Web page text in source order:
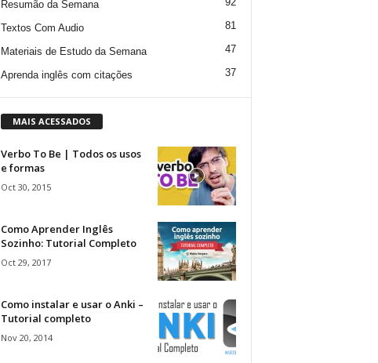
Resumão da Semana
Textos Com Audio 81
Materiais de Estudo da Semana 47
Aprenda inglês com citações 37
MAIS ACESSADOS
Verbo To Be | Todos os usos
e formas
Oct 30, 2015
Como Aprender Inglês
Sozinho: Tutorial Completo
Oct 29, 2017
Como instalar e usar o Anki –
Tutorial completo
Nov 20, 2014